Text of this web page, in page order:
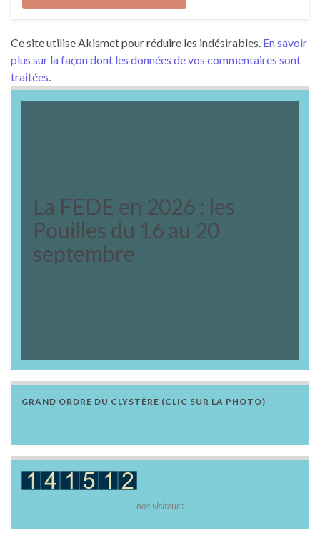
Ce site utilise Akismet pour réduire les indésirables. En savoir
plus sur la façon dont les données de vos commentaires sont
traitées.
La FEDE en 2026 : les
Pouilles du 16 au 20
septembre
GRAND ORDRE DU CLYSTÈRE (CLIC SUR LA PHOTO)
nos visiteurs